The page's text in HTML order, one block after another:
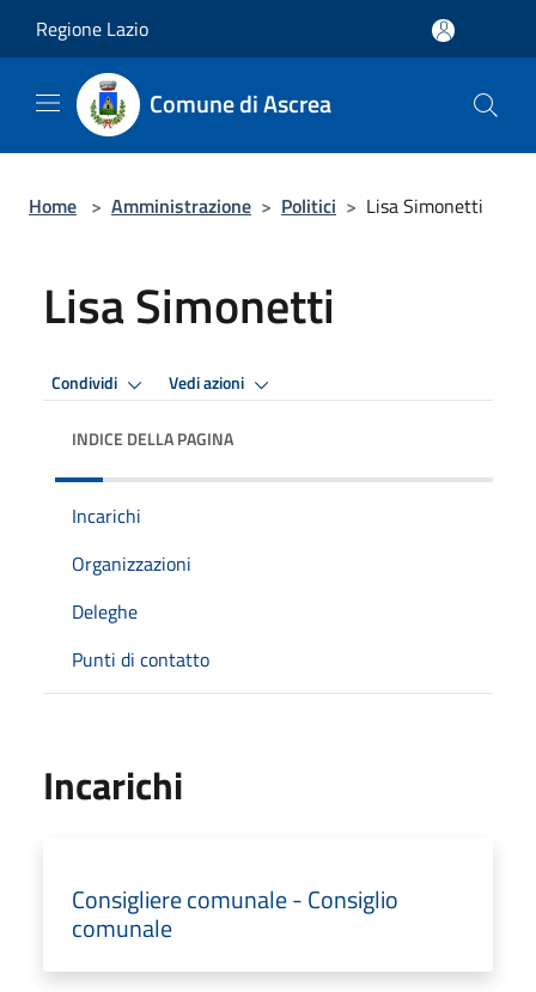
Regione Lazio
Comune di Ascrea
Home > Amministrazione > Politici > Lisa Simonetti
Lisa Simonetti
Condividi Vedi azioni
INDICE DELLA PAGINA
Incarichi
Organizzazioni
Deleghe
Punti di contatto
Incarichi
Consigliere comunale - Consiglio
comunale